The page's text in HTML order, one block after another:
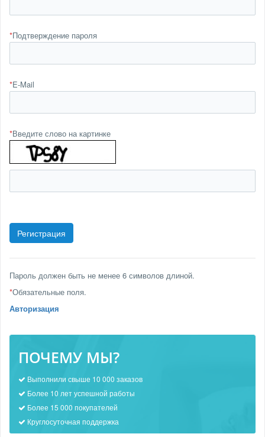
*Подтверждение пароля
*E-Mail
*Введите слово на картинке
Пароль должен быть не менее 6 символов длиной.
*Обязательные поля.
Авторизация
ПОЧЕМУ МЫ?
Выполнили свыше 10 000 заказов
Более 10 лет успешной работы
Более 15 000 покупателей
Круглосуточная поддержка